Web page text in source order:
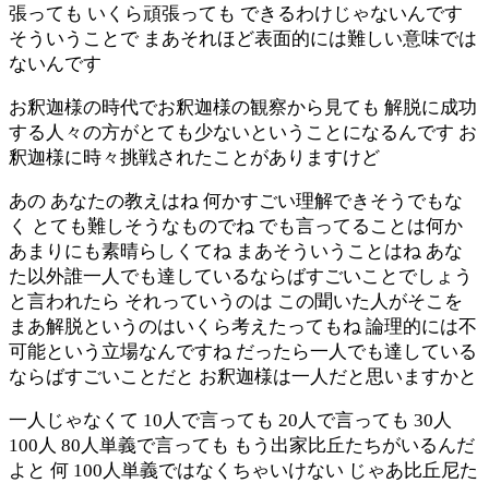
張っても いくら頑張っても できるわけじゃないんです
そういうことで まあそれほど表面的には難しい意味では
ないんです
お釈迦様の時代でお釈迦様の観察から見ても 解脱に成功
する人々の方がとても少ないということになるんです お
釈迦様に時々挑戦されたことがありますけど
あの あなたの教えはね 何かすごい理解できそうでもな
く とても難しそうなものでね でも言ってることは何か
あまりにも素晴らしくてね まあそういうことはね あな
た以外誰一人でも達しているならばすごいことでしょう
と言われたら それっていうのは この聞いた人がそこを
まあ解脱というのはいくら考えたってもね 論理的には不
可能という立場なんですね だったら一人でも達している
ならばすごいことだと お釈迦様は一人だと思いますかと
一人じゃなくて 10人で言っても 20人で言っても 30人
100人 80人単義で言っても もう出家比丘たちがいるんだ
よと 何 100人単義ではなくちゃいけない じゃあ比丘尼た